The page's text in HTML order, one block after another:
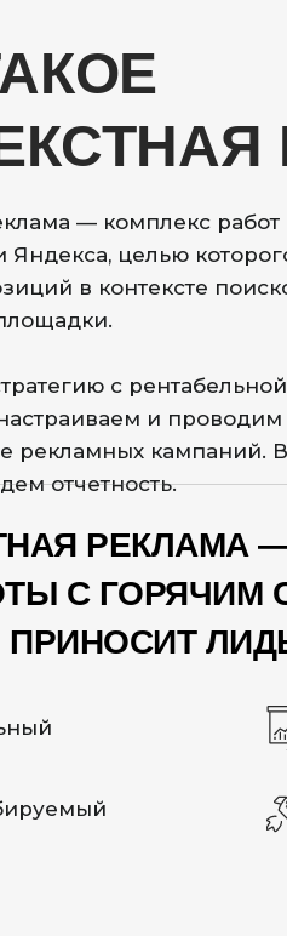
РЕКЛАМА
С ГОРЯЧИМ
ПРИНОСИТ
— комплекс
Яндекса, целью
в контексте
с
и
рекламных кампаний.
отчетность.